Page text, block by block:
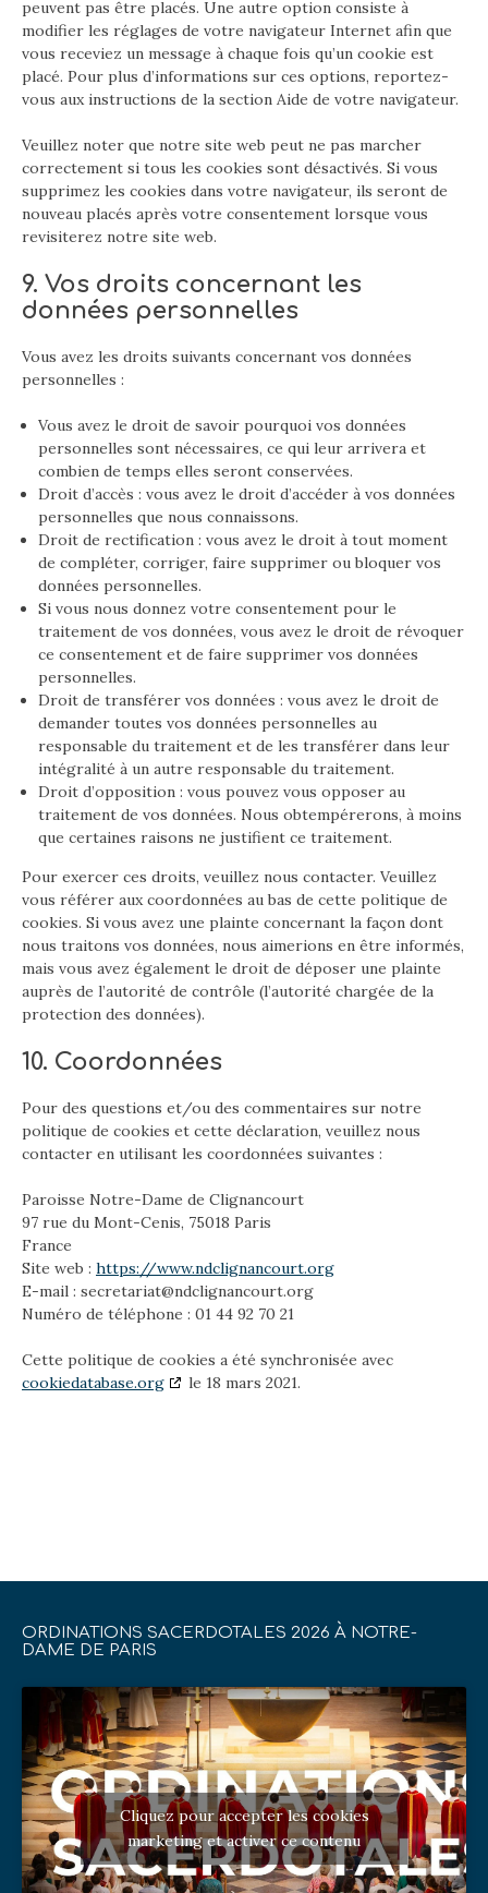
peuvent pas être placés. Une autre option consiste à
modifier les réglages de votre navigateur Internet afin que
vous receviez un message à chaque fois qu’un cookie est
placé. Pour plus d’informations sur ces options, reportez-
vous aux instructions de la section Aide de votre navigateur.
Veuillez noter que notre site web peut ne pas marcher
correctement si tous les cookies sont désactivés. Si vous
supprimez les cookies dans votre navigateur, ils seront de
nouveau placés après votre consentement lorsque vous
revisiterez notre site web.
9. Vos droits concernant les
données personnelles
Vous avez les droits suivants concernant vos données
personnelles :
Vous avez le droit de savoir pourquoi vos données
personnelles sont nécessaires, ce qui leur arrivera et
combien de temps elles seront conservées.
Droit d’accès : vous avez le droit d’accéder à vos données
personnelles que nous connaissons.
Droit de rectification : vous avez le droit à tout moment
de compléter, corriger, faire supprimer ou bloquer vos
données personnelles.
Si vous nous donnez votre consentement pour le
traitement de vos données, vous avez le droit de révoquer
ce consentement et de faire supprimer vos données
personnelles.
Droit de transférer vos données : vous avez le droit de
demander toutes vos données personnelles au
responsable du traitement et de les transférer dans leur
intégralité à un autre responsable du traitement.
Droit d’opposition : vous pouvez vous opposer au
traitement de vos données. Nous obtempérerons, à moins
que certaines raisons ne justifient ce traitement.
Pour exercer ces droits, veuillez nous contacter. Veuillez
vous référer aux coordonnées au bas de cette politique de
cookies. Si vous avez une plainte concernant la façon dont
nous traitons vos données, nous aimerions en être informés,
mais vous avez également le droit de déposer une plainte
auprès de l’autorité de contrôle (l’autorité chargée de la
protection des données).
10. Coordonnées
Pour des questions et/ou des commentaires sur notre
politique de cookies et cette déclaration, veuillez nous
contacter en utilisant les coordonnées suivantes :
Paroisse Notre-Dame de Clignancourt
97 rue du Mont-Cenis, 75018 Paris
France
Site web : https://www.ndclignancourt.org
E-mail : secretariat@ndclignancourt.org
Numéro de téléphone : 01 44 92 70 21
Cette politique de cookies a été synchronisée avec
cookiedatabase.org
le 18 mars 2021.
ORDINATIONS SACERDOTALES 2026 À NOTRE-
DAME DE PARIS
Cliquez pour accepter les cookies
marketing et activer ce contenu